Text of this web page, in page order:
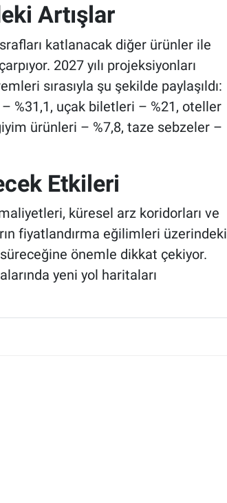
Artışlar
katlanacak diğer ürünler ile
2027 yılı projeksiyonları
sırasıyla şu şekilde paylaşıldı:
%31,1, uçak biletleri – %21, oteller
ürünleri – %7,8, taze sebzeler –
Etkileri
küresel arz koridorları ve
fiyatlandırma eğilimleri üzerindeki
önemle dikkat çekiyor.
yeni yol haritaları